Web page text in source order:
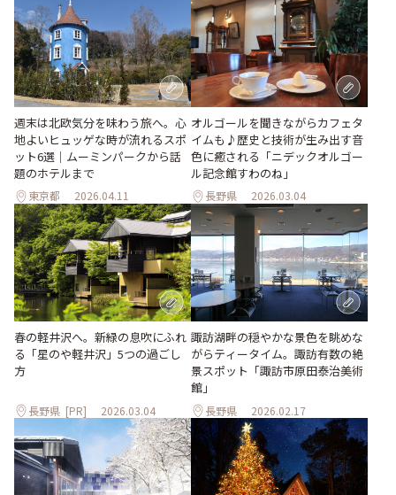
週末は北欧気分を味わう旅へ。心
地よいヒュッゲな時が流れるスポ
ット6選｜ムーミンパークから話
題のホテルまで
東京都 2026.04.11
オルゴールを聞きながらカフェタ
イムも♪歴史と技術が生み出す音
色に癒される「ニデックオルゴー
ル記念館すわのね」
長野県 2026.03.04
春の軽井沢へ。新緑の息吹にふれ
る「星のや軽井沢」5つの過ごし
方
長野県 [PR] 2026.03.04
諏訪湖畔の穏やかな景色を眺めな
がらティータイム。諏訪有数の絶
景スポット「諏訪市原田泰治美術
館」
長野県 2026.02.17